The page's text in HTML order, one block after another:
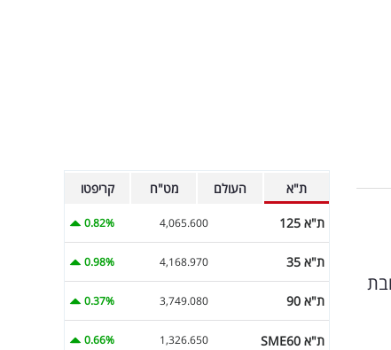
ת"א העולם מט"ח קריפטו
ת"א 125 4,065.600
0.82%
ת"א 35 4,168.970
0.98%
ת"א 90 3,749.080
0.37%
ת"א SME60 1,326.650
0.66%